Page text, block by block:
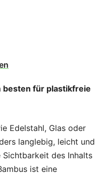
besten für plastikfreie
Edelstahl, Glas oder
langlebig, leicht und
des Inhalts
ist eine